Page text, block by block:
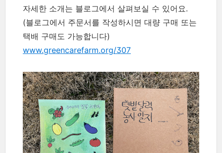
자세한 소개는 블로그에서 살펴보실 수 있어요.
(블로그에서 주문서를 작성하시면 대량 구매 또는
택배 구매도 가능합니다)
www.greencarefarm.org/307